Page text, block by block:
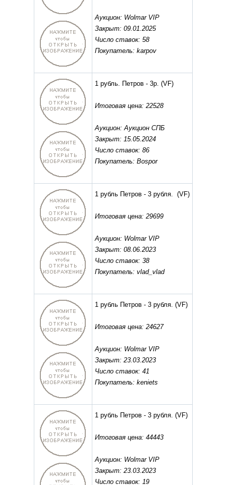
Аукцион: Wolmar VIP
Закрыт: 09.01.2025
Число ставок: 58
Покупатель: karpov
1 рубль. Петров - 3р. (VF)
Итоговая цена: 22528
Аукцион: Аукцион СПБ
Закрыт: 15.05.2024
Число ставок: 86
Покупатель: Bospor
1 рубль Петров - 3 рубля. (VF)
Итоговая цена: 29699
Аукцион: Wolmar VIP
Закрыт: 08.06.2023
Число ставок: 38
Покупатель: vlad_vlad
1 рубль Петров - 3 рубля. (VF)
Итоговая цена: 24627
Аукцион: Wolmar VIP
Закрыт: 23.03.2023
Число ставок: 41
Покупатель: keniets
1 рубль Петров - 3 рубля. (VF)
Итоговая цена: 44443
Аукцион: Wolmar VIP
Закрыт: 23.03.2023
Число ставок: 19